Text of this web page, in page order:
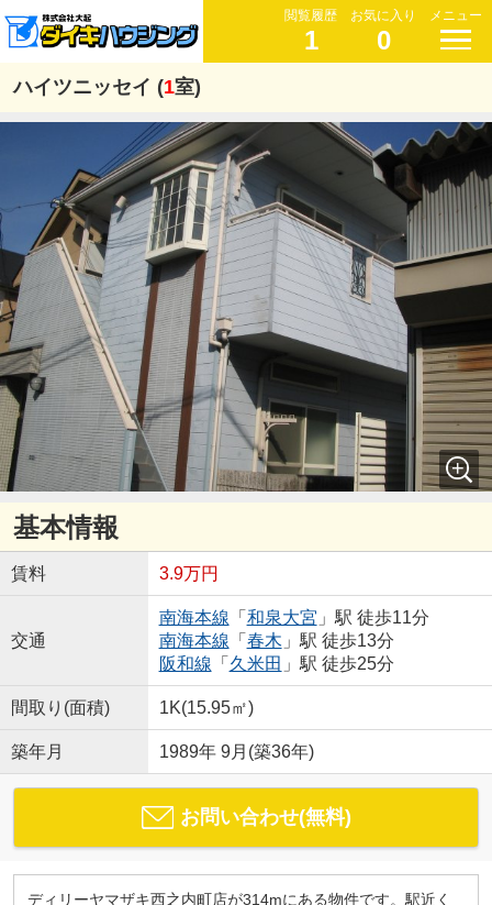
閲覧履歴
1
お気に入り
0
メニュー
ハイツニッセイ (1室)
基本情報
賃料 3.9万円
交通
南海本線 「 和泉大宮 」駅 徒歩11分
南海本線 「 春木 」駅 徒歩13分
阪和線 「 久米田 」駅 徒歩25分
間取り(面積) 1K(15.95㎡)
築年月 1989年 9月(築36年)
お問い合わせ(無料)
ディリーヤマザキ西之内町店が314mにある物件です。駅近く